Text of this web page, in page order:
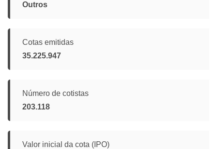
Outros
Cotas emitidas
35.225.947
Número de cotistas
203.118
Valor inicial da cota (IPO)